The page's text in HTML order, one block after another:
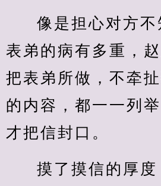
像是担心对方
表弟的病有多重，
把表弟所做，不牵
的内容，都一一列
才把信封口。
摸了摸信的厚